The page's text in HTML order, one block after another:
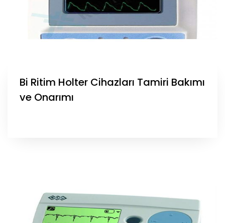
Bi Ritim Holter Cihazları Tamiri Bakımı
ve Onarımı